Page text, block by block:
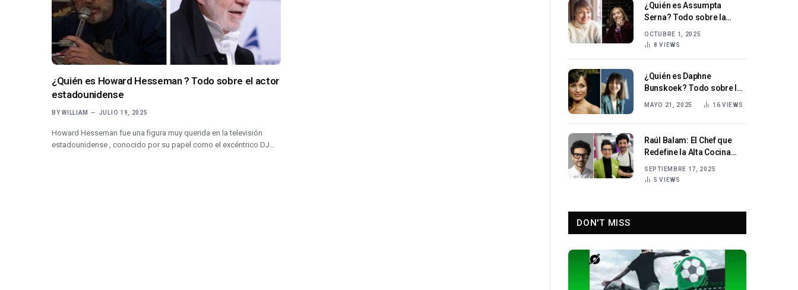
¿Quién es Howard Hesseman ? Todo sobre el actor
estadounidense
BY WILLIAM JULIO 19, 2025
Howard Hesseman fue una figura muy querida en la televisión
estadounidense , conocido por su papel como el excéntrico DJ…
¿Quién es Assumpta
Serna? Todo sobre la
OCTUBRE 1, 2025
8VIEWS
¿Quién es Daphne
Bunskoek? Todo sobre la
aclamada actriz Daphne
MAYO 21, 2025 16 VIEWS
Raúl Balam: El Chef que
Redefine la Alta Cocina
SEPTIEMBRE 17, 2025
5VIEWS
DON'T MISS